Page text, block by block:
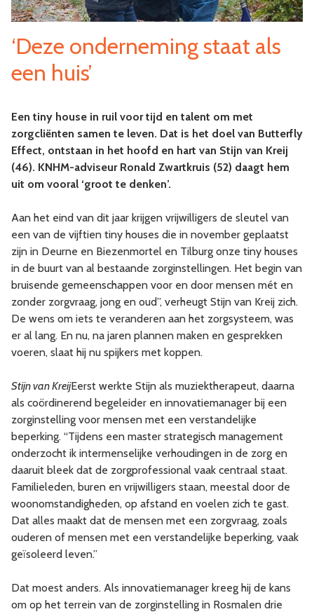
‘Deze onderneming staat als
een huis’
Een tiny house in ruil voor tijd en talent om met
zorgcliënten samen te leven. Dat is het doel van Butterfly
Effect, ontstaan in het hoofd en hart van Stijn van Kreij
(46). KNHM-adviseur Ronald Zwartkruis (52) daagt hem
uit om vooral ‘groot te denken’.
Aan het eind van dit jaar krijgen vrijwilligers de sleutel van
een van de vijftien tiny houses die in november geplaatst
zijn in Deurne en Biezenmortel en Tilburg onze tiny houses
in de buurt van al bestaande zorginstellingen. Het begin van
bruisende gemeenschappen voor en door mensen mét en
zonder zorgvraag, jong en oud”, verheugt Stijn van Kreij zich.
De wens om iets te veranderen aan het zorgsysteem, was
er al lang. En nu, na jaren plannen maken en gesprekken
voeren, slaat hij nu spijkers met koppen.
Stijn van KreijEerst werkte Stijn als muziektherapeut, daarna
als coördinerend begeleider en innovatiemanager bij een
zorginstelling voor mensen met een verstandelijke
beperking. “Tijdens een master strategisch management
onderzocht ik intermenselijke verhoudingen in de zorg en
daaruit bleek dat de zorgprofessional vaak centraal staat.
Familieleden, buren en vrijwilligers staan, meestal door de
woonomstandigheden, op afstand en voelen zich te gast.
Dat alles maakt dat de mensen met een zorgvraag, zoals
ouderen of mensen met een verstandelijke beperking, vaak
geïsoleerd leven.”
Dat moest anders. Als innovatiemanager kreeg hij de kans
om op het terrein van de zorginstelling in Rosmalen drie